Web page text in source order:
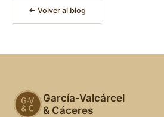
← Volver al blog
García-Valcárcel
& Cáceres